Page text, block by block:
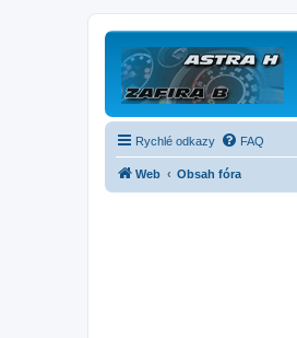
Rychlé odkazy FAQ
Web Obsah fóra